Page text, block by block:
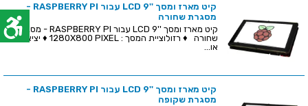
קיט מארז ומסך ''9 LCD עבור RASPBERRY PI -
מסגרת שחורה
קיט מארז ומסך ''9 LCD עבור RASPBERRY PI - מסגרת
שחורה ♦ רזולוציית המסך : 1280X800 PIXEL ♦ יציאת
או...
קיט מארז ומסך ''9 LCD עבור RASPBERRY PI -
מסגרת שקופה